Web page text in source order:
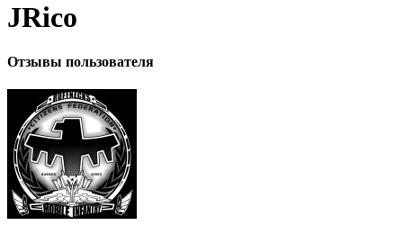
JRico
Отзывы пользователя